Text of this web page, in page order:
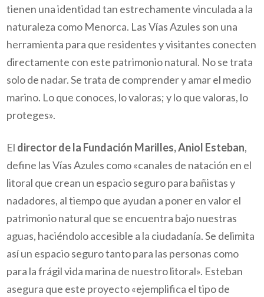
tienen una identidad tan estrechamente vinculada a la
naturaleza como Menorca. Las Vías Azules son una
herramienta para que residentes y visitantes conecten
directamente con este patrimonio natural. No se trata
solo de nadar. Se trata de comprender y amar el medio
marino. Lo que conoces, lo valoras; y lo que valoras, lo
proteges».
El director de la Fundación Marilles, Aniol Esteban,
define las Vías Azules como «canales de natación en el
litoral que crean un espacio seguro para bañistas y
nadadores, al tiempo que ayudan a poner en valor el
patrimonio natural que se encuentra bajo nuestras
aguas, haciéndolo accesible a la ciudadanía. Se delimita
así un espacio seguro tanto para las personas como
para la frágil vida marina de nuestro litoral». Esteban
asegura que este proyecto «ejemplifica el tipo de